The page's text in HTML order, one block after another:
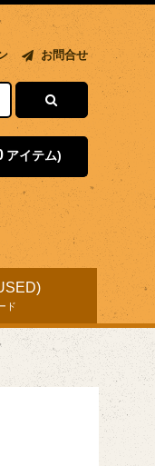
お問合せ
アイテム)
ド